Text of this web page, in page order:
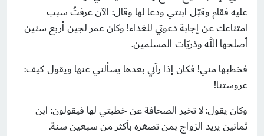
عليه فقام وقبّل ابنتي ودعا لها وقال: الآن عرفتُ سبب
امتناعك عن إجابة دعوتي للغداء! وكان عمر لجين أربع سنين
أصلحها الله وذريّات المسلمين.
فخطبها مني! فكان إذا رآني بعدها يسألني عنها ويقول كيف:
عروستنا!
وكان يقول: لا تخبر الصحافة عن خطبتي لها فيقولون: ابن
ثمانين يريد الزواج بمن تصغره بأكثر من سبعين سنة.